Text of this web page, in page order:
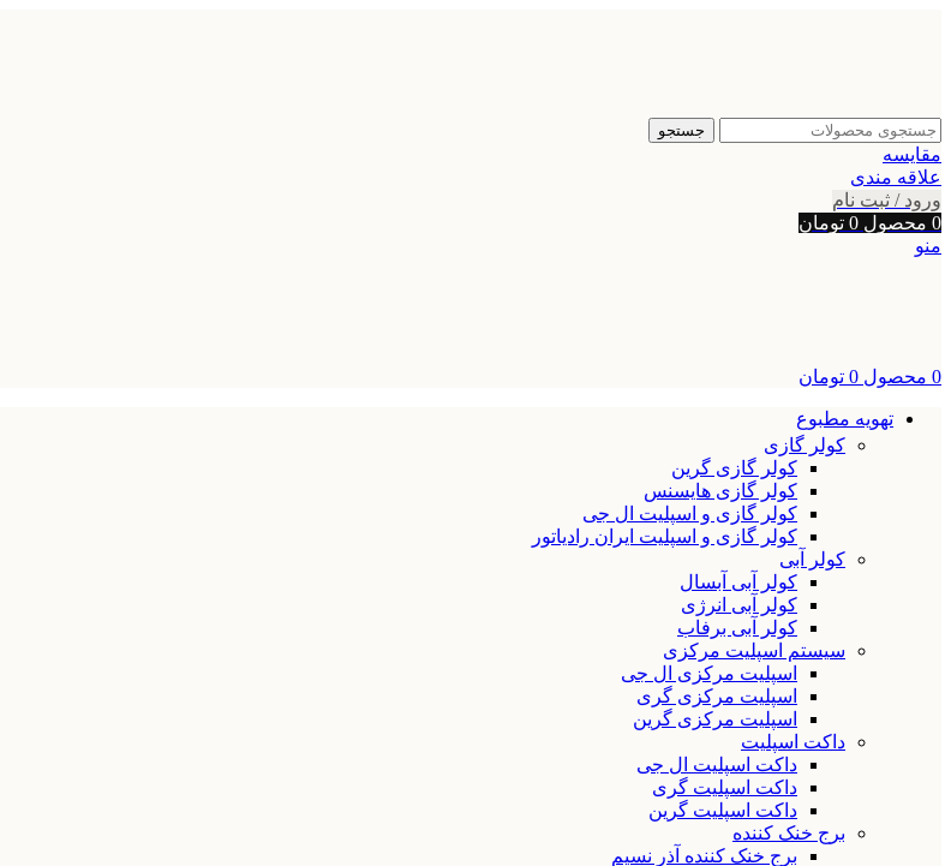
جستجو
مقایسه
علاقه مندی
ورود / ثبت نام
0 محصول 0 تومان
منو
0 محصول 0 تومان
تهویه مطبوع
کولر گازی
کولر گازی گرین
کولر گازی هایسنس
کولر گازی و اسپلیت ال جی
کولر گازی و اسپلیت ایران رادیاتور
کولر آبی
کولر آبی آبسال
کولر آبی انرژی
کولر آبی برفاب
سیستم اسپلیت مرکزی
اسپلیت مرکزی ال جی
اسپلیت مرکزی گری
اسپلیت مرکزی گرین
داکت اسپلیت
داکت اسپلیت ال جی
داکت اسپلیت گری
داکت اسپلیت گرین
برج خنک کننده
برج خنک کننده آذر نسیم